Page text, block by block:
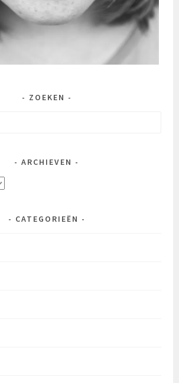
ZOEKEN
ARCHIEVEN
CATEGORIEËN